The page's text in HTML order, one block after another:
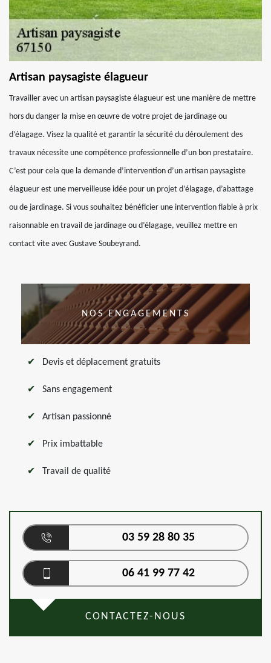
Artisan paysagiste élagueur
Travailler avec un artisan paysagiste élagueur est une manière de mettre
hors du danger la mise en œuvre de votre projet de jardinage ou
d’élagage. Visez la qualité et garantir la sécurité du déroulement des
travaux nécessite une compétence professionnelle d’un bon prestataire.
C’est pour cela que la demande d’intervention d’un artisan paysagiste
élagueur est une merveilleuse idée pour un projet d’élagage, d’abattage
ou de jardinage. Si vous souhaitez bénéficier une intervention fiable à prix
raisonnable en travail de jardinage ou d’élagage, veuillez mettre en
contact vite avec Gustave Soubeyrand.
NOS ENGAGEMENTS
Devis et déplacement gratuits
Sans engagement
Artisan passionné
Prix imbattable
Travail de qualité
03 59 28 80 35
06 41 99 77 42
CONTACTEZ-NOUS